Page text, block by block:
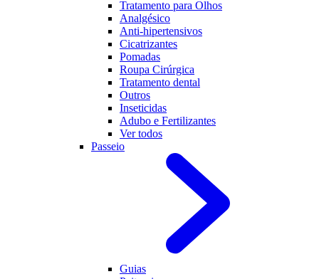
Tratamento para Olhos
Analgésico
Anti-hipertensivos
Cicatrizantes
Pomadas
Roupa Cirúrgica
Tratamento dental
Outros
Inseticidas
Adubo e Fertilizantes
Ver todos
Passeio
Guias